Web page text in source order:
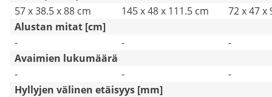
57 x 38.5 x 88 cm
145 x 48 x 111.5 cm
72 x 47 x
Alustan mitat [cm]
-
-
-
Avaimien lukumäärä
-
-
-
Hyllyjen välinen etäisyys [mm]